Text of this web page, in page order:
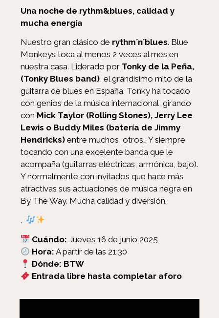
Una noche de rythm&blues, calidad y
mucha energía
Nuestro gran clásico de rythm´n´blues. Blue
Monkeys toca al menos 2 veces al mes en
nuestra casa. Liderado por Tonky de la Peña,
(Tonky Blues band), el grandísimo mito de la
guitarra de blues en España. Tonky ha tocado
con genios de la música internacional, girando
con Mick Taylor (Rolling Stones), Jerry Lee
Lewis o Buddy Miles (batería de Jimmy
Hendricks) entre muchos otros… Y siempre
tocando con una excelente banda que le
acompaña (guitarras eléctricas, armónica, bajo).
Y normalmente con invitados que hace más
atractivas sus actuaciones de música negra en
By The Way. Mucha calidad y diversión.
.
Cuándo: Jueves 16 de junio 2025
Hora: A partir de las 21:30
Dónde: BTW
Entrada libre hasta completar aforo